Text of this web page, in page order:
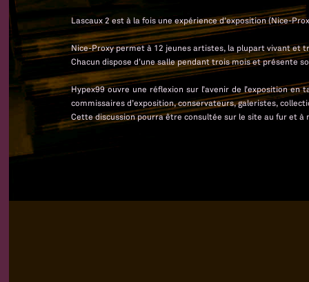
Lascaux 2 est à la fois une expérience d’exposition (Nice-
Nice-Proxy permet à 12 jeunes artistes, la plupart vivant et
Chacun dispose d’une salle pendant trois mois et présente
Hypex99 ouvre une réflexion sur l’avenir de l’exposition
commissaires d’exposition, conservateurs, galeristes,
Cette discussion pourra être consultée sur le site au fur et à